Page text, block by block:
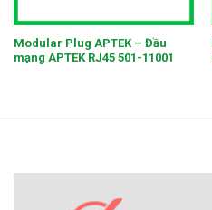
Modular Plug APTEK – Đầu
mạng APTEK RJ45 501-11001